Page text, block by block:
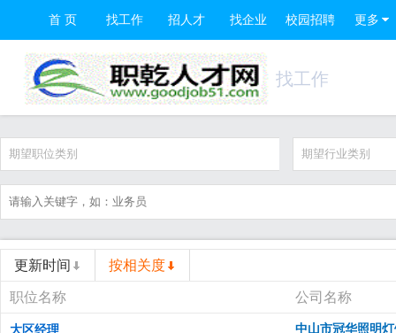
首 页 找工作 招人才 找企业 校园招聘 更多
找工作
期望职位类别 期望行业类别
更新时间 按相关度
职位名称 公司名称
大区经理 中山市冠华照明